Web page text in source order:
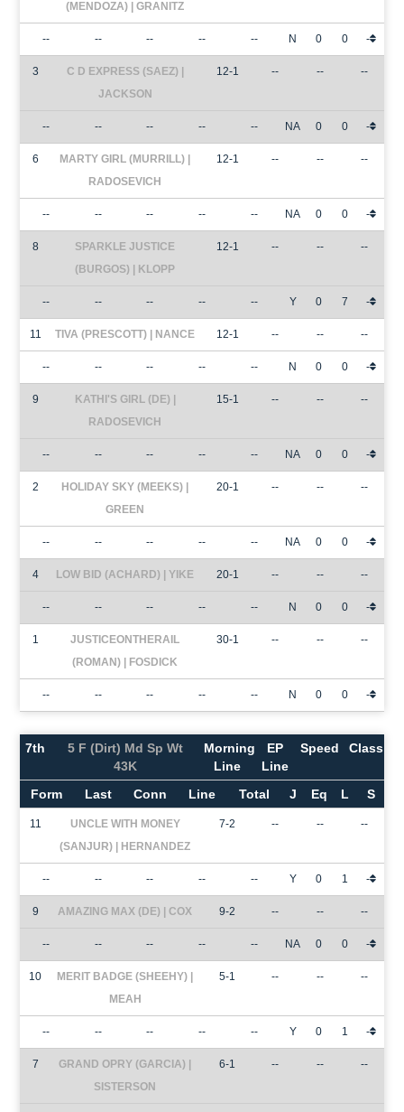
(MENDOZA) | GRANITZ
-- -- -- -- -- N 0 0 -
3
C D EXPRESS (SAEZ) |
JACKSON
12-1 -- -- --
-- -- -- -- -- NA 0 0 -
6
MARTY GIRL (MURRILL) |
RADOSEVICH
12-1 -- -- --
-- -- -- -- -- NA 0 0 -
8
SPARKLE JUSTICE
(BURGOS) | KLOPP
12-1 -- -- --
-- -- -- -- -- Y 0 7 -
11 TIVA (PRESCOTT) | NANCE 12-1 -- -- --
-- -- -- -- -- N 0 0 -
9
KATHI'S GIRL (DE) |
RADOSEVICH
15-1 -- -- --
-- -- -- -- -- NA 0 0 -
2
HOLIDAY SKY (MEEKS) |
GREEN
20-1 -- -- --
-- -- -- -- -- NA 0 0 -
4 LOW BID (ACHARD) | YIKE 20-1 -- -- --
-- -- -- -- -- N 0 0 -
1
JUSTICEONTHERAIL
(ROMAN) | FOSDICK
30-1 -- -- --
-- -- -- -- -- N 0 0 -
7th
5 F (Dirt) Md Sp Wt
43K
Morning
Line
EP
Line
Speed Class
Form Last Conn Line Total J Eq L S
11
UNCLE WITH MONEY
(SANJUR) | HERNANDEZ
7-2 -- -- --
-- -- -- -- -- Y 0 1 -
9 AMAZING MAX (DE) | COX 9-2 -- -- --
-- -- -- -- -- NA 0 0 -
10
MERIT BADGE (SHEEHY) |
MEAH
5-1 -- -- --
-- -- -- -- -- Y 0 1 -
7
GRAND OPRY (GARCIA) |
SISTERSON
6-1 -- -- --